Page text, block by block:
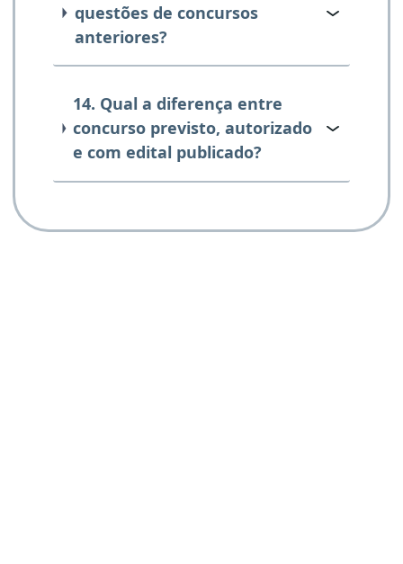
questões de concursos
anteriores?
14. Qual a diferença entre
concurso previsto, autorizado
e com edital publicado?